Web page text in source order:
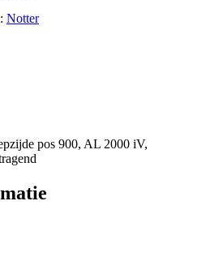
Notter
pos 900, AL 2000 iV,